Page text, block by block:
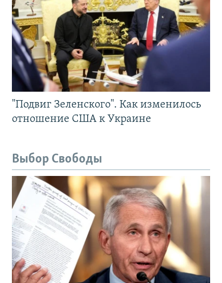
"Подвиг Зеленского". Как изменилось
отношение США к Украине
Выбор Свободы